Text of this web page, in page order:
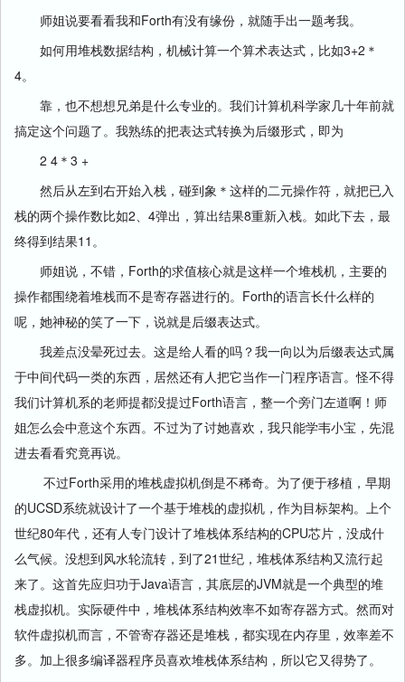
师姐说要看看我和Forth有没有缘份，就随手出一题考我。
如何用堆栈数据结构，机械计算一个算术表达式，比如3+2＊
4。
靠，也不想想兄弟是什么专业的。我们计算机科学家几十年前就
搞定这个问题了。我熟练的把表达式转换为后缀形式，即为
2 4＊3 +
然后从左到右开始入栈，碰到象＊这样的二元操作符，就把已入
栈的两个操作数比如2、4弹出，算出结果8重新入栈。如此下去，最
终得到结果11。
师姐说，不错，Forth的求值核心就是这样一个堆栈机，主要的
操作都围绕着堆栈而不是寄存器进行的。Forth的语言长什么样的
呢，她神秘的笑了一下，说就是后缀表达式。
我差点没晕死过去。这是给人看的吗？我一向以为后缀表达式属
于中间代码一类的东西，居然还有人把它当作一门程序语言。怪不得
我们计算机系的老师提都没提过Forth语言，整一个旁门左道啊！师
姐怎么会中意这个东西。不过为了讨她喜欢，我只能学韦小宝，先混
进去看看究竟再说。
不过Forth采用的堆栈虚拟机倒是不稀奇。为了便于移植，早期
的UCSD系统就设计了一个基于堆栈的虚拟机，作为目标架构。上个
世纪80年代，还有人专门设计了堆栈体系结构的CPU芯片，没成什
么气候。没想到风水轮流转，到了21世纪，堆栈体系结构又流行起
来了。这首先应归功于Java语言，其底层的JVM就是一个典型的堆
栈虚拟机。实际硬件中，堆栈体系结构效率不如寄存器方式。然而对
软件虚拟机而言，不管寄存器还是堆栈，都实现在内存里，效率差不
多。加上很多编译器程序员喜欢堆栈体系结构，所以它又得势了。